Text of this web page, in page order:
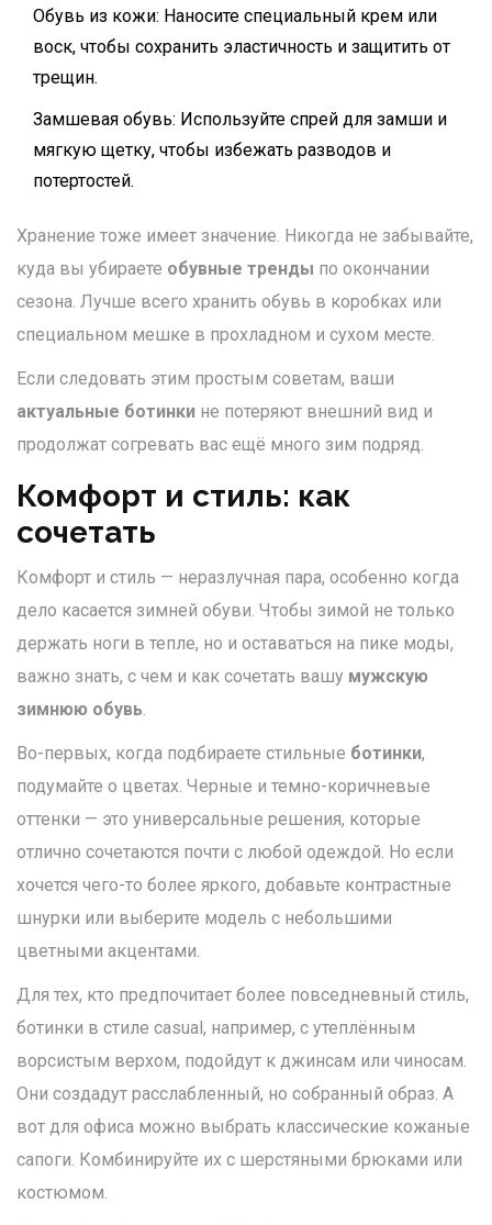
Обувь из кожи: Наносите специальный крем или
воск, чтобы сохранить эластичность и защитить от
трещин.
Замшевая обувь: Используйте спрей для замши и
мягкую щетку, чтобы избежать разводов и
потертостей.
Хранение тоже имеет значение. Никогда не забывайте,
куда вы убираете обувные тренды по окончании
сезона. Лучше всего хранить обувь в коробках или
специальном мешке в прохладном и сухом месте.
Если следовать этим простым советам, ваши
актуальные ботинки не потеряют внешний вид и
продолжат согревать вас ещё много зим подряд.
Комфорт и стиль: как
сочетать
Комфорт и стиль — неразлучная пара, особенно когда
дело касается зимней обуви. Чтобы зимой не только
держать ноги в тепле, но и оставаться на пике моды,
важно знать, с чем и как сочетать вашу мужскую
зимнюю обувь.
Во-первых, когда подбираете стильные ботинки,
подумайте о цветах. Черные и темно-коричневые
оттенки — это универсальные решения, которые
отлично сочетаются почти с любой одеждой. Но если
хочется чего-то более яркого, добавьте контрастные
шнурки или выберите модель с небольшими
цветными акцентами.
Для тех, кто предпочитает более повседневный стиль,
ботинки в стиле casual, например, с утеплённым
ворсистым верхом, подойдут к джинсам или чиносам.
Они создадут расслабленный, но собранный образ. А
вот для офиса можно выбрать классические кожаные
сапоги. Комбинируйте их с шерстяными брюками или
костюмом.